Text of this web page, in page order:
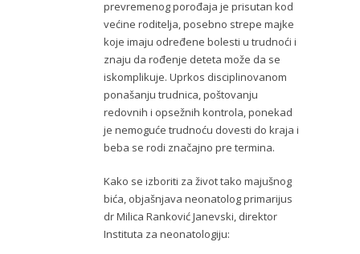
prevremenog porođaja je prisutan kod
većine roditelja, posebno strepe majke
koje imaju određene bolesti u trudnoći i
znaju da rođenje deteta može da se
iskomplikuje. Uprkos disciplinovanom
ponašanju trudnica, poštovanju
redovnih i opsežnih kontrola, ponekad
je nemoguće trudnoću dovesti do kraja i
beba se rodi značajno pre termina.
Kako se izboriti za život tako majušnog
bića, objašnjava neonatolog primarijus
dr Milica Ranković Janevski, direktor
Instituta za neonatologiju: